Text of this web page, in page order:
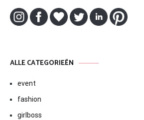
ALLE CATEGORIEËN
event
fashion
girlboss